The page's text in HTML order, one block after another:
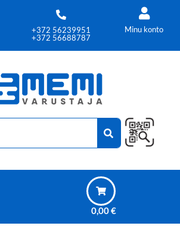
+372 56239951
+372 56688787
Minu konto
0,00€